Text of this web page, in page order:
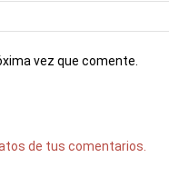
vez que comente.
de tus comentarios.